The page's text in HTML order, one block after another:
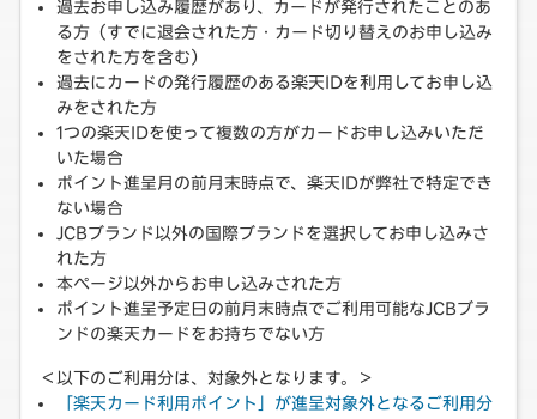
過去お申し込み履歴があり、カードが発行されたことのあ
る方（すでに退会された方・カード切り替えのお申し込み
をされた方を含む）
過去にカードの発行履歴のある楽天IDを利用してお申し込
みをされた方
1つの楽天IDを使って複数の方がカードお申し込みいただ
いた場合
ポイント進呈月の前月末時点で、楽天IDが弊社で特定でき
ない場合
JCBブランド以外の国際ブランドを選択してお申し込みさ
れた方
本ページ以外からお申し込みされた方
ポイント進呈予定日の前月末時点でご利用可能なJCBブラ
ンドの楽天カードをお持ちでない方
＜以下のご利用分は、対象外となります。＞
「楽天カード利用ポイント」が進呈対象外となるご利用分